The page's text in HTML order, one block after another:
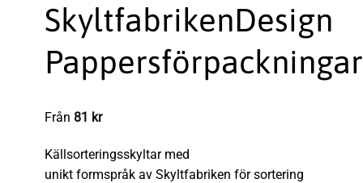
SkyltfabrikenDesign
Pappersförpackningar
Från 81 kr
Källsorteringsskyltar med
unikt formspråk av Skyltfabriken för sortering